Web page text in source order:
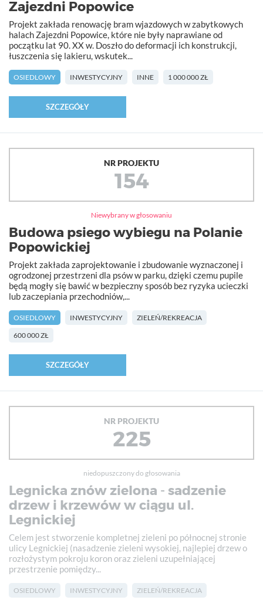
Zajezdni Popowice
Projekt zakłada renowację bram wjazdowych w zabytkowych
halach Zajezdni Popowice, które nie były naprawiane od
początku lat 90. XX w. Doszło do deformacji ich konstrukcji,
łuszczenia się lakieru, wskutek...
OSIEDLOWY INWESTYCYJNY INNE 1 000 000 ZŁ
SZCZEGÓŁY
NR PROJEKTU
154
Niewybrany w głosowaniu
Budowa psiego wybiegu na Polanie
Popowickiej
Projekt zakłada zaprojektowanie i zbudowanie wyznaczonej i
ogrodzonej przestrzeni dla psów w parku, dzięki czemu pupile
będą mogły się bawić w bezpieczny sposób bez ryzyka ucieczki
lub zaczepiania przechodniów,...
OSIEDLOWY INWESTYCYJNY
ZIELEŃ/REKREACJA
600 000 ZŁ
SZCZEGÓŁY
NR PROJEKTU
225
niedopuszczony do głosowania
Legnicka znów zielona - sadzenie
drzew i krzewów w ciągu ul.
Legnickiej
Celem jest stworzenie kompletnej zieleni po północnej stronie
ulicy Legnickiej (nasadzenie zieleni wysokiej, najlepiej drzew o
rozłożystym pokroju koron oraz zieleni uzupełniającej
przestrzenie pomiędzy...
OSIEDLOWY INWESTYCYJNY ZIELEŃ/REKREACJA